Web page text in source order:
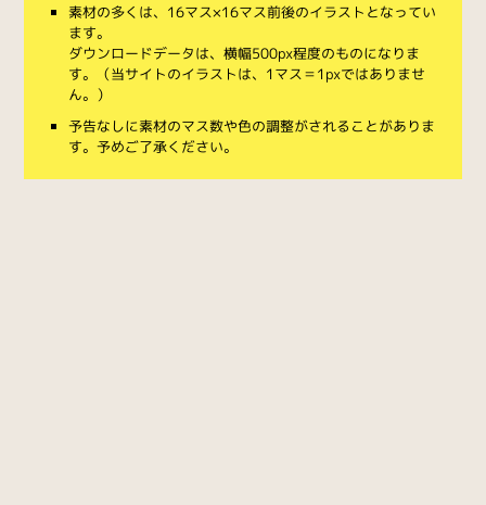
素材の多くは、16マス×16マス前後のイラストとなってい
ます。
ダウンロードデータは、横幅500px程度のものになりま
す。（当サイトのイラストは、1マス＝1pxではありませ
ん。）
予告なしに素材のマス数や色の調整がされることがありま
す。予めご了承ください。